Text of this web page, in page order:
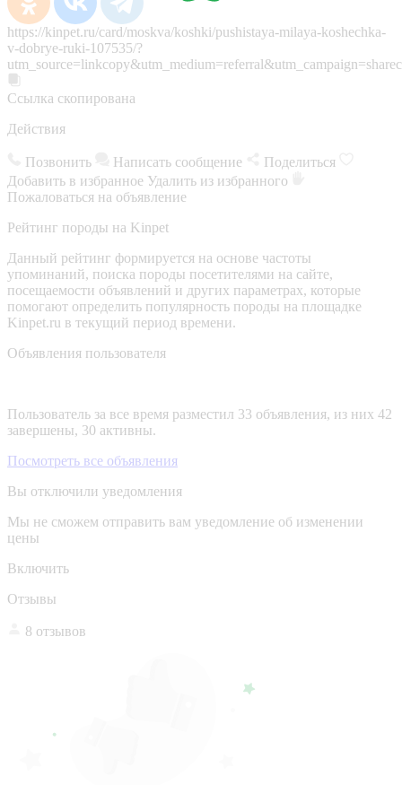
https://kinpet.ru/card/moskva/koshki/pushistaya-milaya-koshechka-
v-dobrye-ruki-107535/?
Ссылка скопирована
Действия
Позвонить Написать сообщение
Поделиться
Добавить в избранное Удалить из избранного
Пожаловаться на объявление
Рейтинг породы на Kinpet
Данный рейтинг формируется на основе частоты
упоминаний, поиска породы посетителями на сайте,
посещаемости объявлений и других параметрах, которые
помогают определить популярность породы на площадке
Kinpet.ru в текущий период времени.
Объявления пользователя
Пользователь за все время разместил 33 объявления, из них 42
завершены, 30 активны.
Посмотреть все объявления
Вы отключили уведомления
Мы не сможем отправить вам уведомление об изменении
цены
Включить
Отзывы
8 отзывов